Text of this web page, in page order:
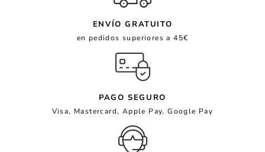
ENVÍO GRATUITO
en pedidos superiores a 45€
PAGO SEGURO
Visa, Mastercard, Apple Pay, Google Pay